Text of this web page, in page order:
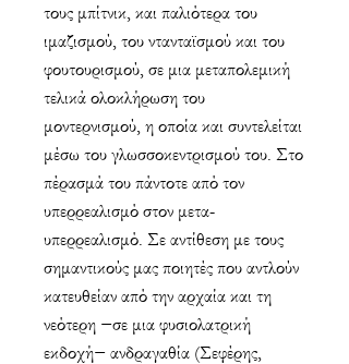
τους μπίτνικ, και παλιότερα του
ιμαζισμού, του ντανταϊσμού και του
φουτουρισμού, σε μια μεταπολεμική
τελικά ολοκλήρωση του
μοντερνισμού, η οποία και συντελείται
μέσω του γλωσσοκεντρισμού του. Στο
πέρασμά του πάντοτε από τον
υπερρεαλισμό στον μετα-
υπερρεαλισμό. Σε αντίθεση με τους
σημαντικούς μας ποιητές που αντλούν
κατευθείαν από την αρχαία και τη
νεότερη −σε μια φυσιολατρική
εκδοχή− ανδραγαθία (Σεφέρης,